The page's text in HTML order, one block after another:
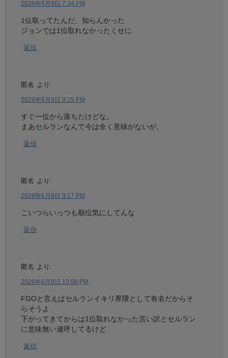
2026年6月9日 7:34 PM
1位取ってたんだ、知らんかった
ジョンでは1位取れなかったくせに
返信
匿名 より:
2026年6月9日 9:15 PM
すぐ一位から落ちたけどな。
まあセルランなんて今は全く意味がないが。
返信
匿名 より:
2026年6月9日 9:17 PM
こいつらいっつも順位気にしてんな
返信
匿名 より:
2026年6月9日 10:06 PM
FGOと言えばセルランイキリ界隈として有名だからそ
らそうよ
下がってきてからは1位取れなかった言い訳とセルラン
に意味無い連呼してるけど
返信